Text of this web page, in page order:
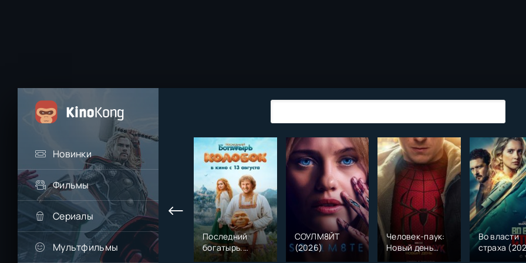
Новинки
Фильмы
Сериалы
Мультфильмы
Последний
богатырь.
Колобок (2026)
СОУЛМ8ЙТ
(2026)
Человек-паук:
Новый день
(2026)
Во власти
страха